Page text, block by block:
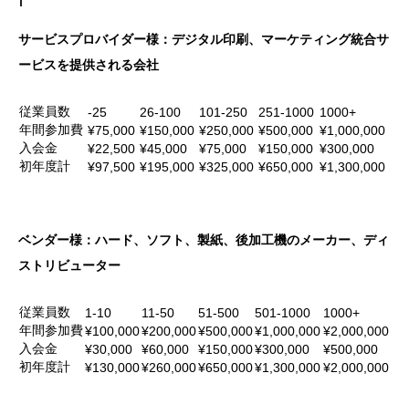
サービスプロバイダー様：デジタル印刷、マーケティング統合サ
ービスを提供される会社
従業員数 -25 26-100 101-250 251-1000 1000+
年間参加費 ¥75,000 ¥150,000 ¥250,000 ¥500,000 ¥1,000,000
入会金
¥22,500 ¥45,000 ¥75,000 ¥150,000 ¥300,000
初年度計
¥97,500 ¥195,000 ¥325,000 ¥650,000 ¥1,300,000
ベンダー様：ハード、ソフト、製紙、後加工機のメーカー、ディ
ストリビューター
従業員数 1-10 11-50 51-500 501-1000
1000+
年間参加費¥100,000¥200,000¥500,000¥1,000,000¥2,000,000
入会金
¥30,000 ¥60,000 ¥150,000¥300,000
¥500,000
初年度計
¥130,000¥260,000¥650,000¥1,300,000¥2,000,000